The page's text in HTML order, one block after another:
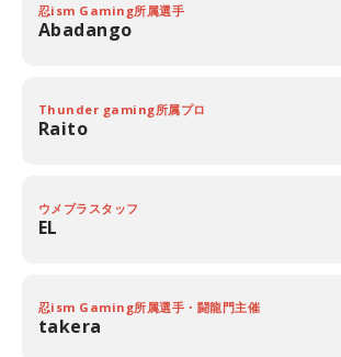
忍ism Gaming所属選手
Abadango
Thunder gaming所属プロ
Raito
ウメブラスタッフ
EL
忍ism Gaming所属選手・闘龍門主催
takera